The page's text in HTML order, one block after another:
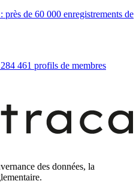
de 60 000 enregistrements de
461 profils de membres
des données, la